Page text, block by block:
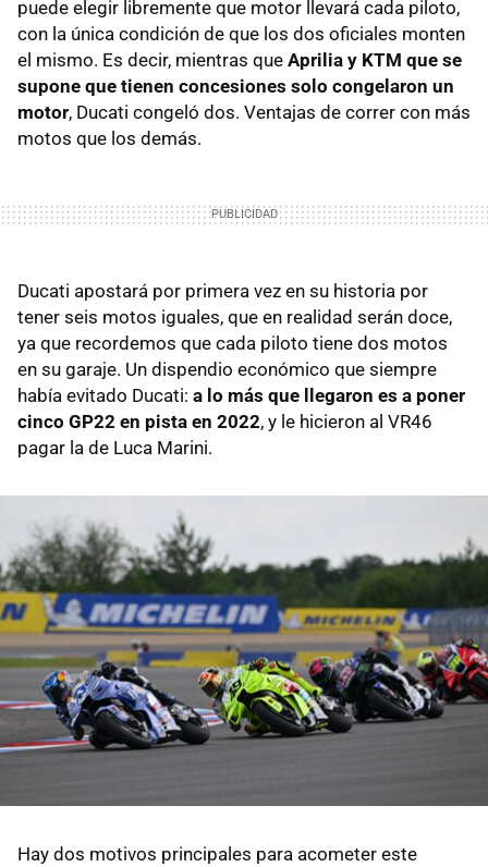
puede elegir libremente que motor llevará cada piloto,
con la única condición de que los dos oficiales monten
el mismo. Es decir, mientras que Aprilia y KTM que se
supone que tienen concesiones solo congelaron un
motor, Ducati congeló dos. Ventajas de correr con más
motos que los demás.
Ducati apostará por primera vez en su historia por
tener seis motos iguales, que en realidad serán doce,
ya que recordemos que cada piloto tiene dos motos
en su garaje. Un dispendio económico que siempre
había evitado Ducati: a lo más que llegaron es a poner
cinco GP22 en pista en 2022, y le hicieron al VR46
pagar la de Luca Marini.
Hay dos motivos principales para acometer este